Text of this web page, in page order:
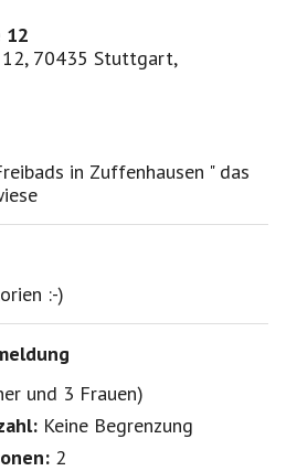
12
70435 Stuttgart,
in Zuffenhausen " das
:-)
und 3 Frauen)
Keine Begrenzung
2